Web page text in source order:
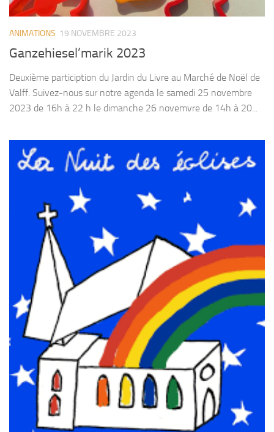
ANIMATIONS 19 NOVEMBRE 2023
Ganzehiesel’marik 2023
Deuxième particiption du Jardin du Livre au Marché de Noël de
Valff. Suivez-nous sur notre agenda le samedi 25 novembre
2023 de 16h à 22 h le dimanche 26 novemvre de 14h à 20...